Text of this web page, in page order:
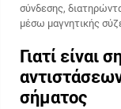
σύνδεσης,
μέσω μαγνητικής
Γιατί είναι
σήματος